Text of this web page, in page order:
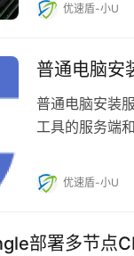
优速盾-小U
普通电脑安
普通电脑安装
工具的服务端
优速盾-小U
部署多节点